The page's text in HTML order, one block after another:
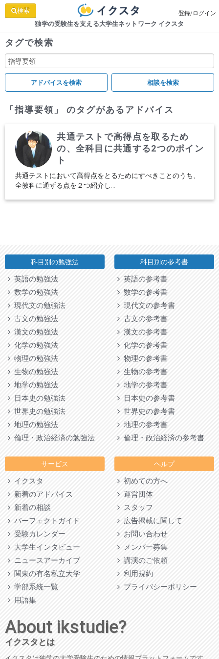
検索 登録/ログイン
独学の受験生を支える大学生ネットワーク イクスタ
タグで検索
「指導要領」 のタグがあるアドバイス
共通テストで高得点を取るため
の、全科目に共通する2つのポイン
ト
共通テストにおいて高得点をとるためにすべきことのうち、
全教科に通ずる点を２つ紹介し...
科目別の勉強法
英語の勉強法
数学の勉強法
現代文の勉強法
古文の勉強法
漢文の勉強法
化学の勉強法
物理の勉強法
生物の勉強法
地学の勉強法
日本史の勉強法
世界史の勉強法
地理の勉強法
倫理・政治経済の勉強法
サービス
イクスタ
新着のアドバイス
新着の相談
パーフェクトガイド
受験カレンダー
大学生インタビュー
ニュースアーカイブ
関東の有名私立大学
学部系統一覧
用語集
科目別の参考書
英語の参考書
数学の参考書
現代文の参考書
古文の参考書
漢文の参考書
化学の参考書
物理の参考書
生物の参考書
地学の参考書
日本史の参考書
世界史の参考書
地理の参考書
倫理・政治経済の参考書
ヘルプ
初めての方へ
運営団体
スタッフ
広告掲載に関して
お問い合わせ
メンバー募集
講演のご依頼
利用規約
プライバシーポリシー
About ikstudie?
イクスタとは